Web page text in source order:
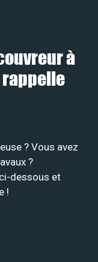
à
rappelle
? Vous avez
?
dessous et
!